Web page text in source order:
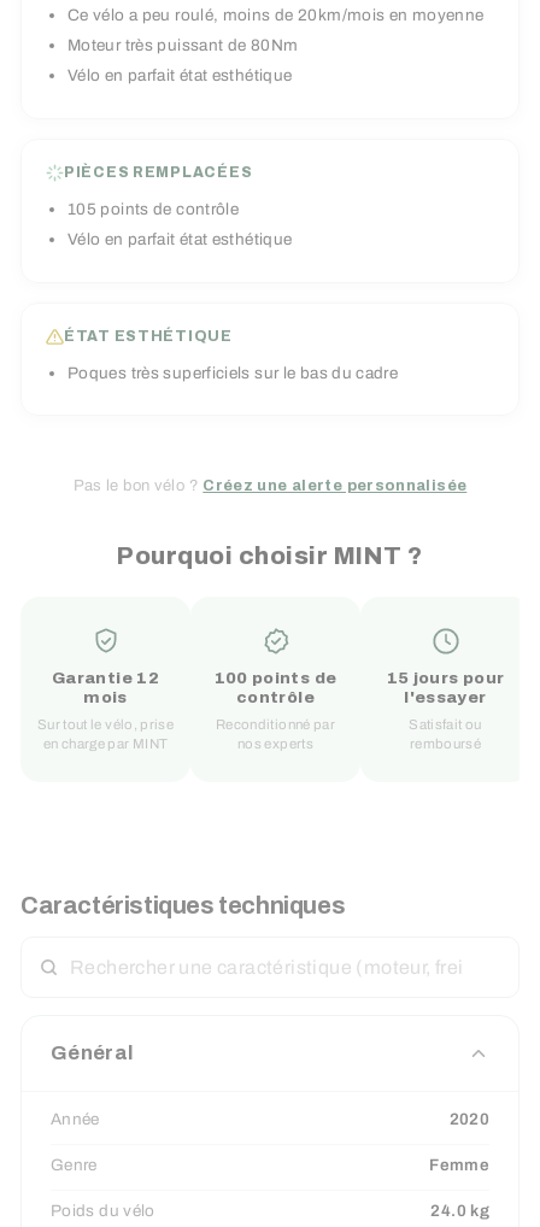
Ce vélo a peu roulé, moins de 20km/mois en moyenne
Moteur très puissant de 80Nm
Vélo en parfait état esthétique
PIÈCES REMPLACÉES
105 points de contrôle
Vélo en parfait état esthétique
ÉTAT ESTHÉTIQUE
Poques très superficiels sur le bas du cadre
Pas le bon vélo ? Créez une alerte personnalisée
Pourquoi choisir MINT ?
Garantie 12
mois
Sur tout le vélo, prise
en charge par MINT
100 points de
contrôle
Reconditionné par
nos experts
15 jours pour
l'essayer
Satisfait ou
remboursé
Caractéristiques techniques
UNE
Général
Année 2020
Genre Femme
Poids du vélo 24.0 kg